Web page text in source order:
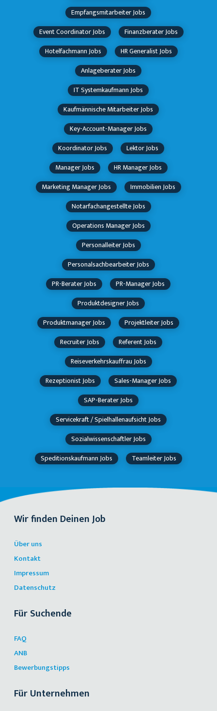
Empfangsmitarbeiter Jobs
Event Coordinator Jobs
Finanzberater Jobs
Hotelfachmann Jobs
HR Generalist Jobs
Anlageberater Jobs
IT Systemkaufmann Jobs
Kaufmännische Mitarbeiter Jobs
Key-Account-Manager Jobs
Koordinator Jobs
Lektor Jobs
Manager Jobs
HR Manager Jobs
Marketing Manager Jobs
Immobilien Jobs
Notarfachangestellte Jobs
Operations Manager Jobs
Personalleiter Jobs
Personalsachbearbeiter Jobs
PR-Berater Jobs
PR-Manager Jobs
Produktdesigner Jobs
Produktmanager Jobs
Projektleiter Jobs
Recruiter Jobs
Referent Jobs
Reiseverkehrskauffrau Jobs
Rezeptionist Jobs
Sales-Manager Jobs
SAP-Berater Jobs
Servicekraft / Spielhallenaufsicht Jobs
Sozialwissenschaftler Jobs
Speditionskaufmann Jobs
Teamleiter Jobs
Wir finden Deinen Job
Über uns
Kontakt
Impressum
Datenschutz
Für Suchende
FAQ
ANB
Bewerbungstipps
Für Unternehmen